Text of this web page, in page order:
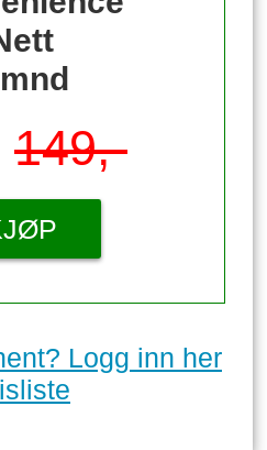
149,-
Logg inn her